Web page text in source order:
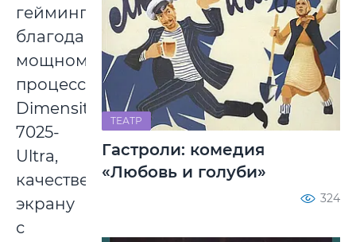
гейминга
благодаря
мощному
процессору
Dimensity
7025-
Ultra,
качественному
экрану
с
ТЕАТР
Гастроли: комедия
«Любовь и голуби»
324